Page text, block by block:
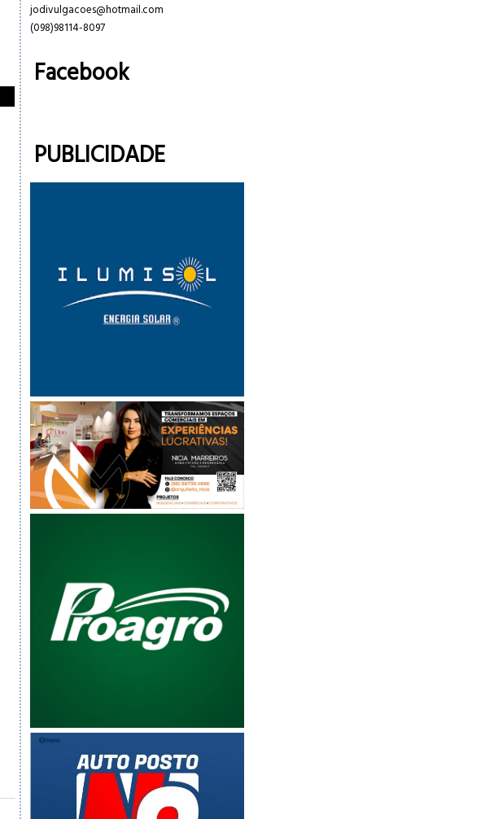
jodivulgacoes@hotmail.com
(098)98114-8097
Facebook
PUBLICIDADE